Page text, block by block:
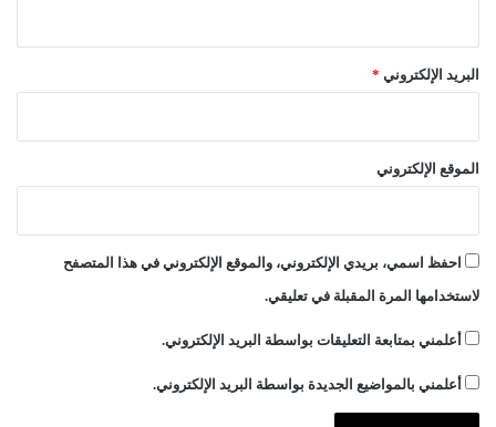
البريد الإلكتروني *
الموقع الإلكتروني
احفظ اسمي، بريدي الإلكتروني، والموقع الإلكتروني في هذا المتصفح
لاستخدامها المرة المقبلة في تعليقي.
أعلمني بمتابعة التعليقات بواسطة البريد الإلكتروني.
أعلمني بالمواضيع الجديدة بواسطة البريد الإلكتروني.